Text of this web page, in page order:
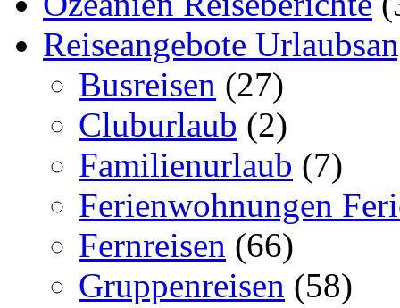
Reiseangebote
Busreisen (27)
Cluburlaub (2)
Familienurlaub (7)
Ferienwohnungen
Fernreisen (66)
Gruppenreisen (58)